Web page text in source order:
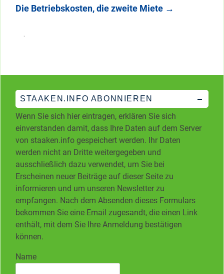
Die Betriebskosten, die zweite Miete →
STAAKEN.INFO ABONNIEREN
Wenn Sie sich hier eintragen, erklären Sie sich
einverstanden damit, dass Ihre Daten auf dem Server
von staaken.info gespeichert werden. Ihr Daten
werden nicht an Dritte weitergegeben und
ausschließlich dazu verwendet, um Sie bei
Erscheinen neuer Beiträge auf dieser Seite zu
informieren und um unseren Newsletter zu
empfangen. Nach dem Absenden dieses Formulars
bekommen Sie eine Email zugesandt, die einen Link
enthält, mit dem Sie Ihre Anmeldung bestätigen
können.
Name